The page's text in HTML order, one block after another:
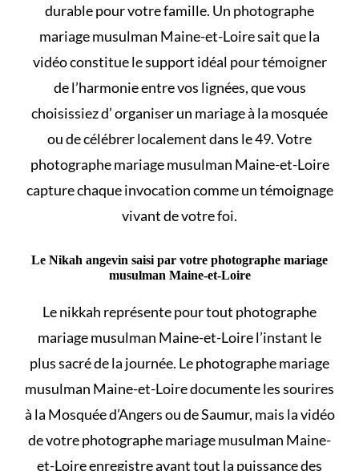
durable pour votre famille. Un photographe
mariage musulman Maine-et-Loire sait que la
vidéo constitue le support idéal pour témoigner
de l’harmonie entre vos lignées, que vous
choisissiez d’organiser un mariage à la mosquée
ou de célébrer localement dans le 49. Votre
photographe mariage musulman Maine-et-Loire
capture chaque invocation comme un témoignage
vivant de votre foi.
Le Nikah angevin saisi par votre photographe mariage
musulman Maine-et-Loire
Lenikkah représente pour tout photographe
mariage musulman Maine-et-Loire l’instant le
plus sacré de la journée. Le photographe mariage
musulman Maine-et-Loire documente les sourires
à la Mosquée d’Angers ou de Saumur, mais la vidéo
de votre photographe mariage musulman Maine-
et-Loire enregistre avant tout la puissance des